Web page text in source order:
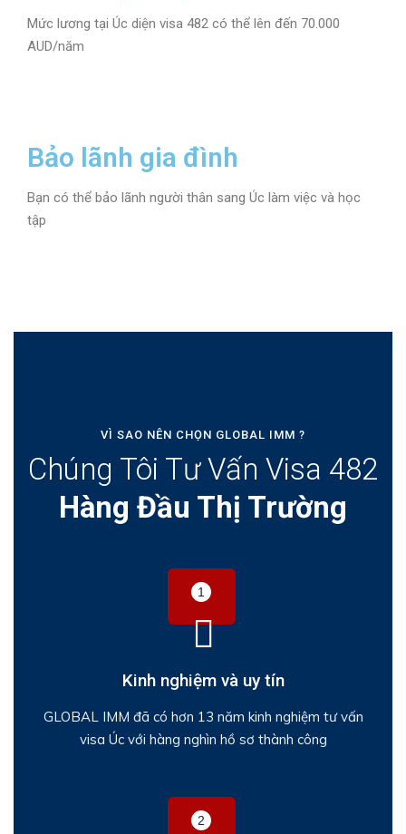
Mức lương tại Úc diện visa 482 có thể lên đến 70.000
AUD/năm
Bảo lãnh gia đình
Bạn có thể bảo lãnh người thân sang Úc làm việc và học
tập
VÌ SAO NÊN CHỌN GLOBAL IMM ?
Chúng Tôi Tư Vấn Visa 482
Hàng Đầu Thị Trường
Kinh nghiệm và uy tín
GLOBAL IMM đã có hơn 13 năm kinh nghiệm tư vấn
visa Úc với hàng nghìn hồ sơ thành công